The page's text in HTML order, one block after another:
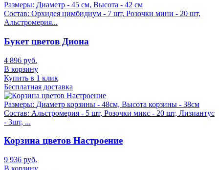
Размеры: Диаметр - 45 см, Высота - 42 см
Состав: Орхидея цимбидиум - 7 шт, Розочки мини - 20 шт,
Альстромерия...
Букет цветов Диона
4 896 руб.
В корзину
Купить в 1 клик
Бесплатная доставка
Размеры: Диаметр корзины - 48см, Высота корзины - 38см
Состав: Альстромерия - 5 шт, Розочки микс - 20 шт, Лизиантус
- 3шт, ...
Корзина цветов Настроение
9 936 руб.
В корзину